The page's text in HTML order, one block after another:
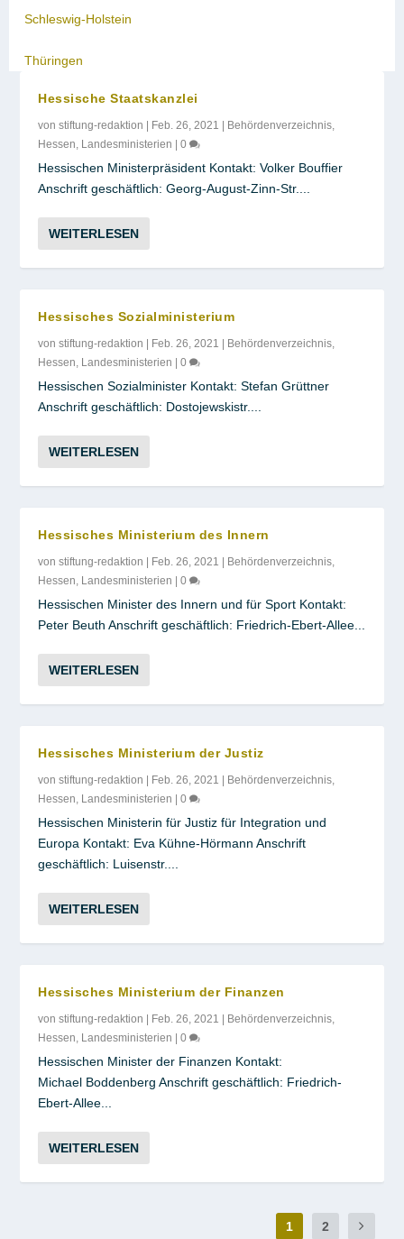
Schleswig-Holstein
Thüringen
Hessische Staatskanzlei
vonstiftung-redaktion | Feb. 26, 2021 | Behördenverzeichnis
Hessen Landesministerien |0
Hessischen Ministerpräsident Kontakt: Volker Bouffier
Anschrift geschäftlich: Georg-August-Zinn-Str....
WEITERLESEN
Hessisches Sozialministerium
vonstiftung-redaktion | Feb. 26, 2021 | Behördenverzeichnis
Hessen Landesministerien |0
Hessischen Sozialminister Kontakt: Stefan Grüttner
Anschrift geschäftlich: Dostojewskistr....
WEITERLESEN
Hessisches Ministerium des Innern
vonstiftung-redaktion | Feb. 26, 2021 | Behördenverzeichnis
Hessen Landesministerien |0
Hessischen Minister des Innern und für Sport Kontakt:
Peter Beuth Anschrift geschäftlich: Friedrich-Ebert-Allee...
WEITERLESEN
Hessisches Ministerium der Justiz
vonstiftung-redaktion | Feb. 26, 2021 | Behördenverzeichnis
Hessen Landesministerien |0
Hessischen Ministerin für Justiz für Integration und
Europa Kontakt: Eva Kühne-Hörmann Anschrift
geschäftlich: Luisenstr....
WEITERLESEN
Hessisches Ministerium der Finanzen
vonstiftung-redaktion | Feb. 26, 2021 | Behördenverzeichnis
Hessen Landesministerien |0
Hessischen Minister der Finanzen Kontakt:
Michael Boddenberg Anschrift geschäftlich: Friedrich-
Ebert-Allee...
WEITERLESEN
1 2